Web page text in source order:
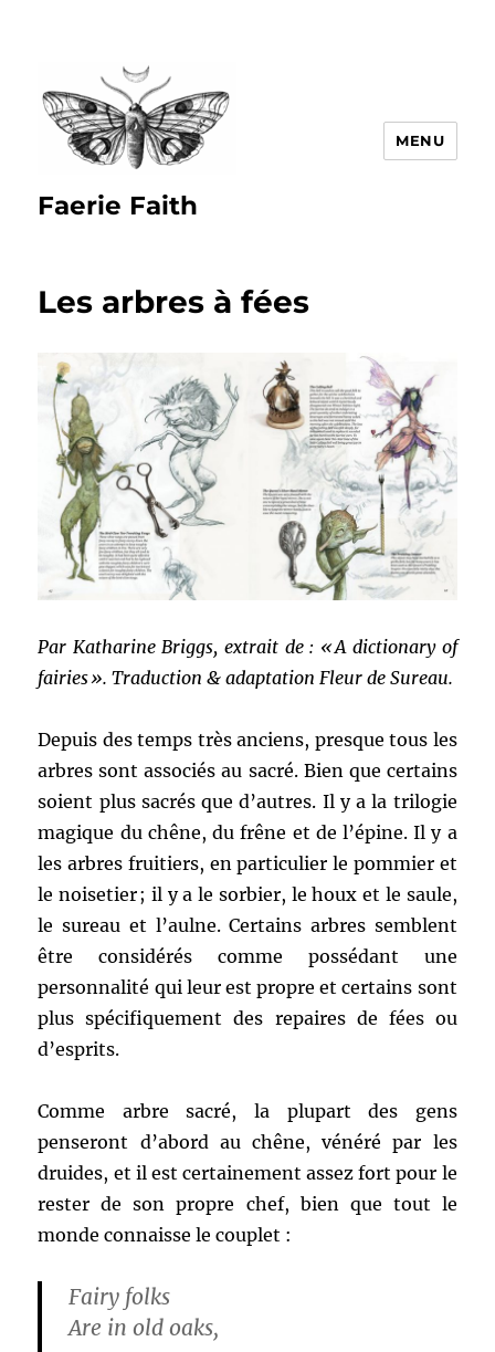
Faerie Faith
MENU
Les arbres à fées
Par Katharine Briggs, extrait de : « A dictionary of
fairies ». Traduction & adaptation Fleur de Sureau.
Depuis des temps très anciens, presque tous les
arbres sont associés au sacré. Bien que certains
soient plus sacrés que d’autres. Il y a la trilogie
magique du chêne, du frêne et de l’épine. Il y a
les arbres fruitiers, en particulier le pommier et
le noisetier ; il y a le sorbier, le houx et le saule,
le sureau et l’aulne. Certains arbres semblent
être considérés comme possédant une
personnalité qui leur est propre et certains sont
plus spécifiquement des repaires de fées ou
d’esprits.
Comme arbre sacré, la plupart des gens
penseront d’abord au chêne, vénéré par les
druides, et il est certainement assez fort pour le
rester de son propre chef, bien que tout le
monde connaisse le couplet :
Fairy folks
Are in old oaks,